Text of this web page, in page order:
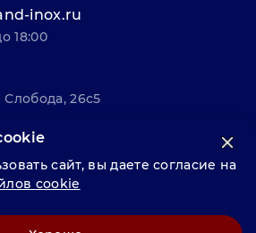
inox.ru
18:00
26с5
2025, Разработка и комплексное
"
сайт, вы даете согласие на
cookie